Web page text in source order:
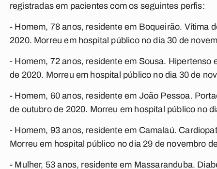
registradas em pacientes com os seguintes perfis:
- Homem, 78 anos, residente em Boqueirão. Vítima
2020. Morreu em hospital público no dia 30 de
- Homem, 72 anos, residente em Sousa.
de 2020. Morreu em hospital público no dia 30 de
- Homem, 60 anos, residente em João Pessoa.
de outubro de 2020. Morreu em hospital público no
- Homem, 93 anos, residente em Camalaú.
Morreu em hospital público no dia 29 de novembro
- Mulher, 53 anos, residente em Massaranduba.